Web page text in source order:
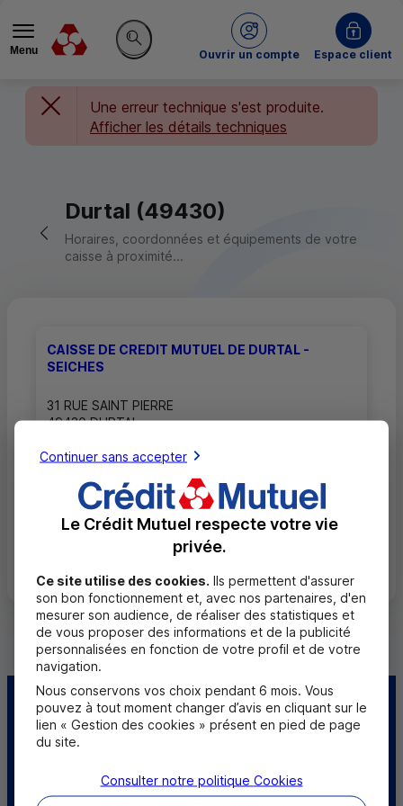
Menu
Rechercher sur le site
Ouvrir un compte
du Crédit MutuelEspace client
Une erreur technique s'est produite.
Afficher les détails techniques
Retour vers la page précédente
Durtal (49430)
Horaires, coordonnées et équipements de votre
caisse à proximité...
CAISSE DE CREDIT MUTUEL DE DURTAL -
SEICHES
31 RUE SAINT PIERRE
49430 DURTAL
Toutes les localités
Centre d'aide Trouver une caisse
malentendants
Continuer sans accepter
Le Crédit Mutuel respecte votre vie
privée.
Ce site utilise des cookies. Ils permettent d'assurer
son bon fonctionnement et, avec nos partenaires, d'en
mesurer son audience, de réaliser des statistiques et
de vous proposer des informations et de la publicité
personnalisées en fonction de votre profil et de votre
navigation.
Nous conservons vos choix pendant 6 mois. Vous
pouvez à tout moment changer d’avis en cliquant sur le
lien « Gestion des cookies » présent en pied de page
du site.
Consulter notre politique Cookies